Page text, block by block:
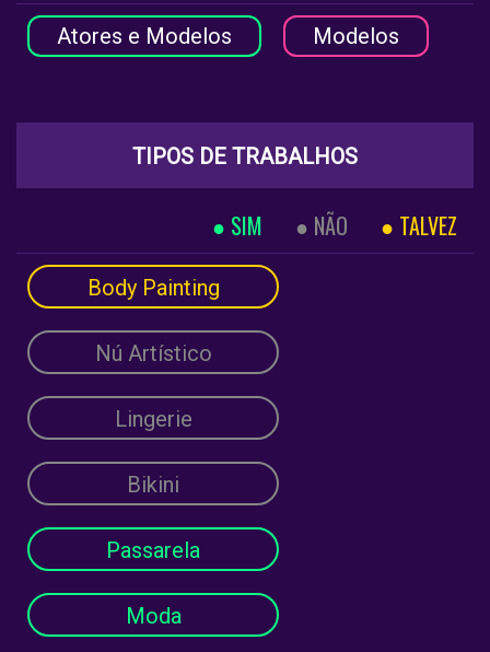
Atores e Modelos Modelos
TIPOS DE TRABALHOS
SIM NÃO TALVEZ
Body Painting
Nú Artístico
Lingerie
Bikini
Passarela
Moda